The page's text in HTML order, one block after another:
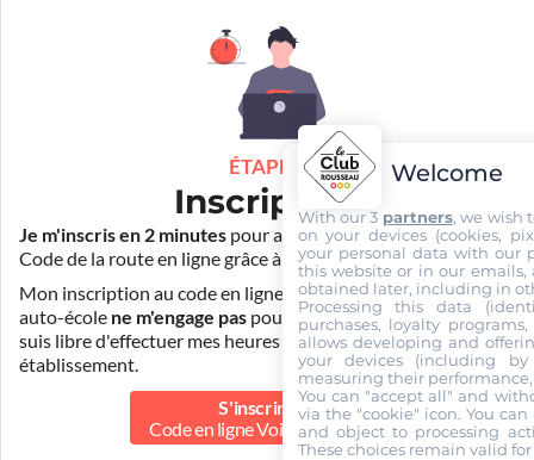
ÉTAPE 1
Inscription
Je m'inscris en 2 minutes pour accéder à ma formation au
Code de la route en ligne grâce à
Pass Rousseau Voiture.
Mon inscription au code en ligne voiture auprès de mon
auto-école ne m'engage pas pour la suite de ma formation. Je
suis libre d'effectuer mes heures de conduite dans un autre
établissement.
S'inscrire au
Code en ligne Voiture
29.90 €
Welcome
With our 3 partners, we wish
on your devices (cookies,
your personal data with our
this website or in our emails,
obtained later, including in
Processing this data
purchases, loyalty
allows developing and
your devices (including
measuring their
You can "accept all" and
via the "cookie" icon. You
and object to processing
These choices remain valid